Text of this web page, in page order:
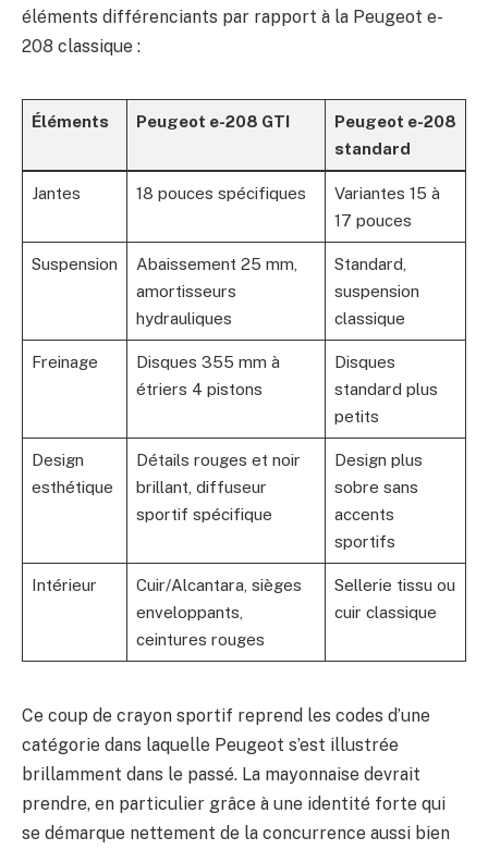
éléments différenciants par rapport à la Peugeot e-
208 classique :
Éléments Peugeot e-208 GTI
Peugeot e-208
standard
Jantes 18 pouces spécifiques
Variantes 15 à
17 pouces
Suspension
Abaissement 25 mm,
amortisseurs
hydrauliques
Standard,
suspension
classique
Freinage
Disques 355 mm à
étriers 4 pistons
Disques
standard plus
petits
Design
esthétique
Détails rouges et noir
brillant, diffuseur
sportif spécifique
Design plus
sobre sans
accents
sportifs
Intérieur
Cuir/Alcantara, sièges
enveloppants,
ceintures rouges
Sellerie tissu ou
cuir classique
Ce coup de crayon sportif reprend les codes d’une
catégorie dans laquelle Peugeot s’est illustrée
brillamment dans le passé. La mayonnaise devrait
prendre, en particulier grâce à une identité forte qui
se démarque nettement de la concurrence aussi bien